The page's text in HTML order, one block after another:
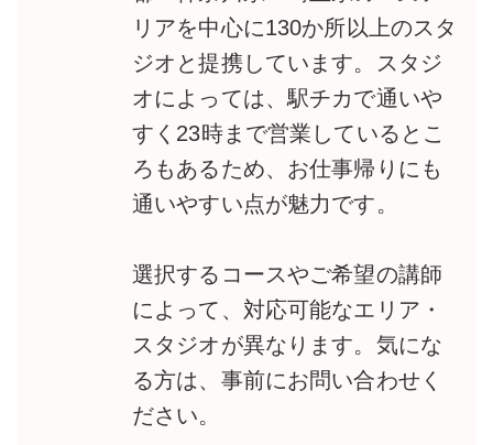
リアを中心に130か所以上のスタ
ジオと提携しています。スタジ
オによっては、駅チカで通いや
すく23時まで営業しているとこ
ろもあるため、お仕事帰りにも
通いやすい点が魅力です。
選択するコースやご希望の講師
によって、対応可能なエリア・
スタジオが異なります。気にな
る方は、事前にお問い合わせく
ださい。